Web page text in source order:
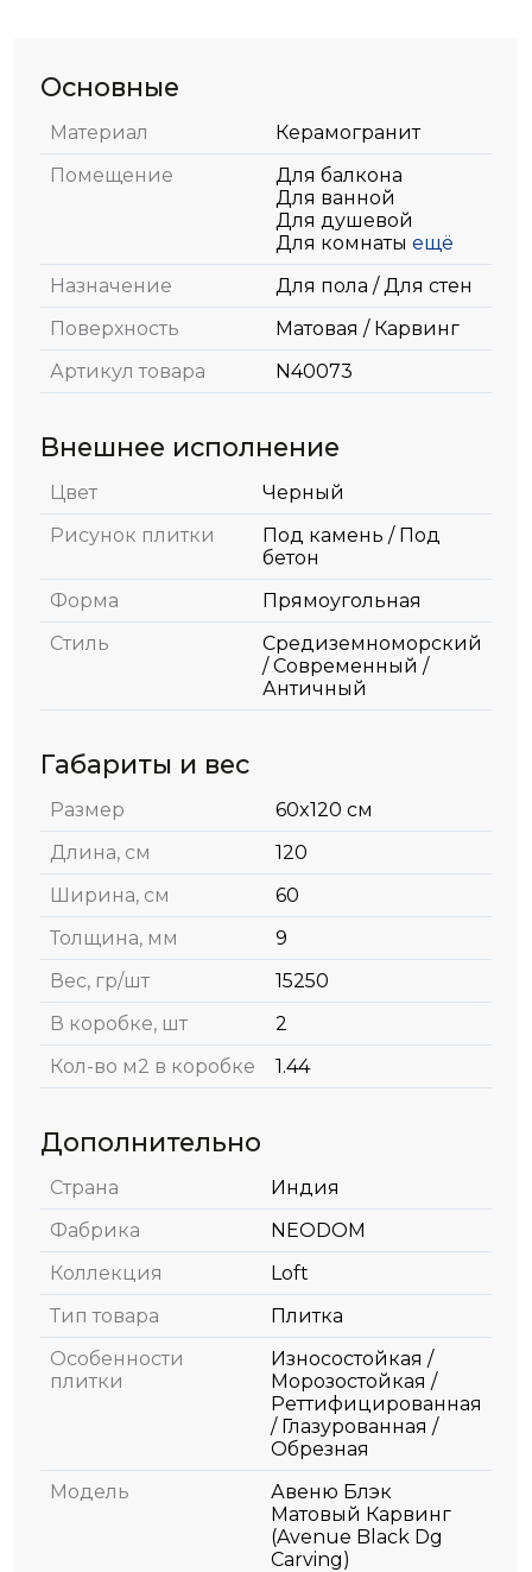
Основные
Материал
Керамогранит
Помещение
Для балкона
Для ванной
Для душевой
Для комнаты ещё
Назначение
Для пола / Для стен
Поверхность
Матовая / Карвинг
Артикул товара
N40073
Внешнее исполнение
Цвет
Черный
Рисунок плитки
Под камень / Под
бетон
Форма
Прямоугольная
Стиль
Средиземноморский
/ Современный /
Античный
Габариты и вес
Размер
60x120 см
Длина, см
120
Ширина, см
60
Толщина, мм
9
Вес, гр/шт
15250
В коробке, шт
2
Кол-во м2 в коробке
1.44
Дополнительно
Страна
Индия
Фабрика
NEODOM
Коллекция
Loft
Тип товара
Плитка
Особенности
плитки
Износостойкая /
Морозостойкая /
Реттифицированная
/ Глазурованная /
Обрезная
Модель
Авеню Блэк
Матовый Карвинг
(Avenue Black Dg
Carving)